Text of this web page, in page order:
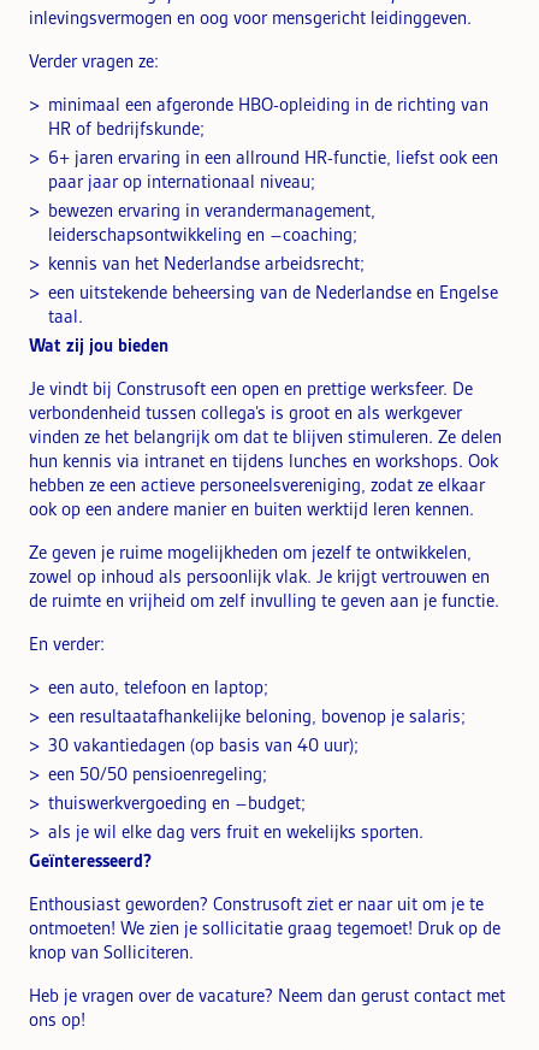
inlevingsvermogen en oog voor mensgericht leidinggeven.
Verder vragen ze:
minimaal een afgeronde HBO-opleiding in de richting van
HR of bedrijfskunde;
6+ jaren ervaring in een allround HR-functie, liefst ook een
paar jaar op internationaal niveau;
bewezen ervaring in verandermanagement,
leiderschapsontwikkeling en –coaching;
kennis van het Nederlandse arbeidsrecht;
een uitstekende beheersing van de Nederlandse en Engelse
taal.
Wat zij jou bieden
Je vindt bij Construsoft een open en prettige werksfeer. De
verbondenheid tussen collega’s is groot en als werkgever
vinden ze het belangrijk om dat te blijven stimuleren. Ze delen
hun kennis via intranet en tijdens lunches en workshops. Ook
hebben ze een actieve personeelsvereniging, zodat ze elkaar
ook op een andere manier en buiten werktijd leren kennen.
Ze geven je ruime mogelijkheden om jezelf te ontwikkelen,
zowel op inhoud als persoonlijk vlak. Je krijgt vertrouwen en
de ruimte en vrijheid om zelf invulling te geven aan je functie.
En verder:
een auto, telefoon en laptop;
een resultaatafhankelijke beloning, bovenop je salaris;
30 vakantiedagen (op basis van 40 uur);
een 50/50 pensioenregeling;
thuiswerkvergoeding en –budget;
als je wil elke dag vers fruit en wekelijks sporten.
Geïnteresseerd?
Enthousiast geworden? Construsoft ziet er naar uit om je te
ontmoeten! We zien je sollicitatie graag tegemoet! Druk op de
knop van Solliciteren.
Heb je vragen over de vacature? Neem dan gerust contact met
ons op!